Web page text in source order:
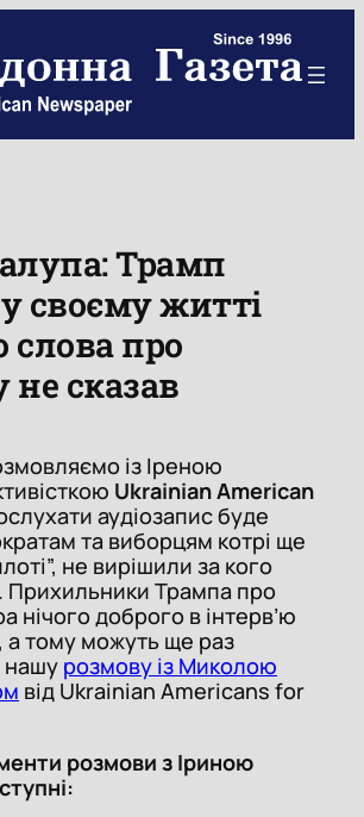
Трамп
своєму житті
слова про
не сказав
із Іреною
Ukrainian American
аудіозапис буде
та виборцям котрі ще
не вирішили за кого
Прихильники Трампа про
нічого доброго в інтерв’ю
а тому можуть ще раз
нашу розмову із Миколою
від Ukrainian Americans for
розмови з Іриною